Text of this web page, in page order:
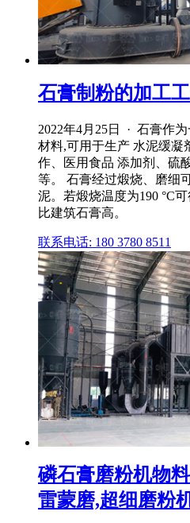
石膏制粉的加工
2022年4月25日 · 石膏作
材料,可用于生产 水泥缓凝
作、医用食品 添加剂、硫
等。 石膏经过煅烧、磨细
泥。若煅烧温度为190 °C
比建筑石膏高。
联系电话: 180 3780 8511
磷石膏磨粉机物
雷蒙磨,超细磨粉